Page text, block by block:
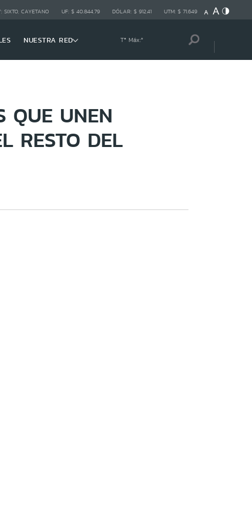
SIXTO, CAYETANO UF: $ 40.844,79 DÓLAR: $ 912,41 UTM: $ 71.649
NUESTRA RED Tª Máx:º
QUE UNEN
RESTO DEL